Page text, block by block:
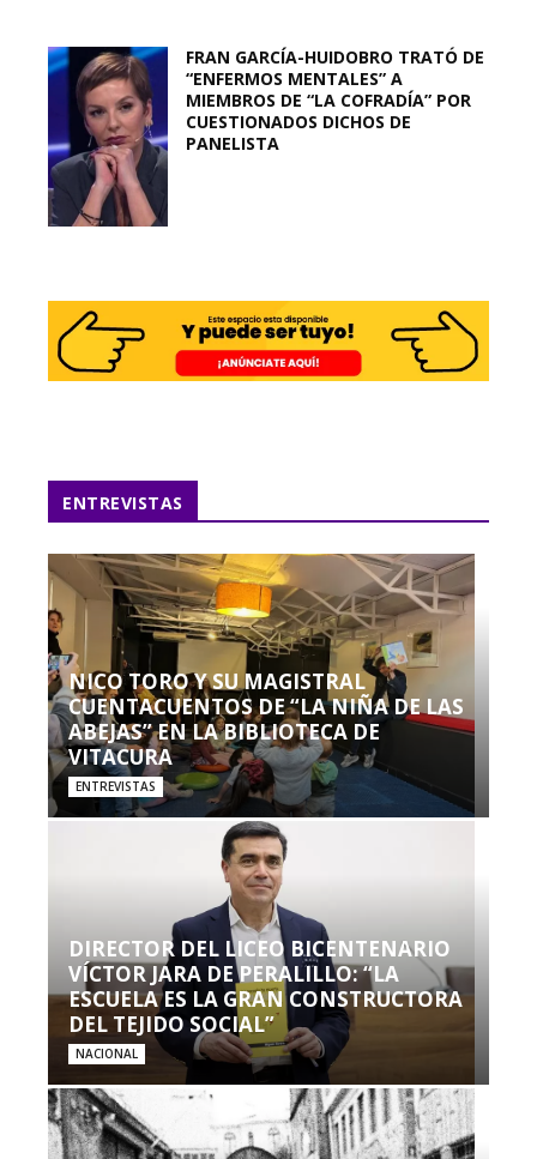
FRAN GARCÍA-HUIDOBRO TRATÓ DE
“ENFERMOS MENTALES” A
MIEMBROS DE “LA COFRADÍA” POR
CUESTIONADOS DICHOS DE
PANELISTA
ENTREVISTAS
NICO TORO Y SU MAGISTRAL
CUENTACUENTOS DE “LA NIÑA DE LAS
ABEJAS” EN LA BIBLIOTECA DE
VITACURA
ENTREVISTAS
DIRECTOR DEL LICEO BICENTENARIO
VÍCTOR JARA DE PERALILLO: “LA
ESCUELA ES LA GRAN CONSTRUCTORA
DEL TEJIDO SOCIAL”
NACIONAL